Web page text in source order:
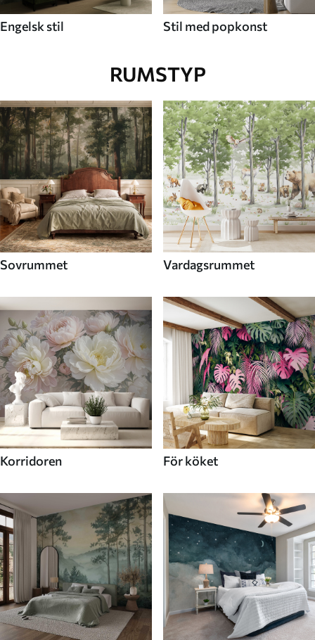
Engelsk stil Stil med popkonst
RUMSTYP
Sovrummet Vardagsrummet
Korridoren För köket